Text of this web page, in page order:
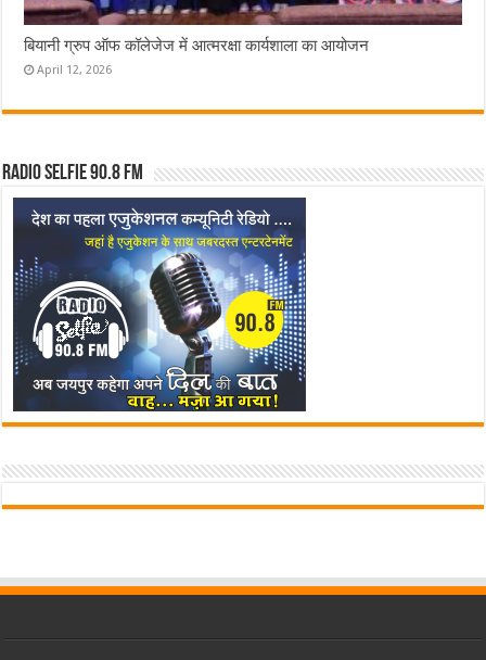
बियानी ग्रुप ऑफ कॉलेजेज में आत्मरक्षा कार्यशाला का आयोजन
April 12, 2026
Radio Selfie 90.8 FM